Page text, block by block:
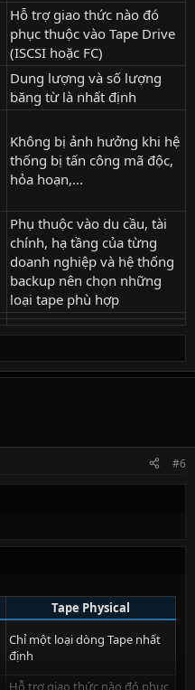
Hỗ trợ giao thức nào đó
phục thuộc vào Tape Drive
(ISCSI hoặc FC)
Dung lượng và số lượng
băng từ là nhất định
Không bị ảnh hưởng khi hệ
thống bị tấn công mã độc,
hỏa hoạn,...
Phụ thuộc vào du cầu, tài
chính, hạ tầng của từng
doanh nghiệp và hệ thống
backup nên chọn những
loại tape phù hợp
#6
Tape Physical
Chỉ một loại dòng Tape nhất
định